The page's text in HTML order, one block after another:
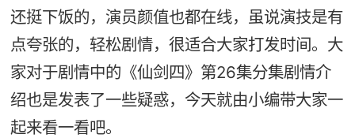
还挺下饭的，演员颜值也都在线，虽说演技是有
点夸张的，轻松剧情，很适合大家打发时间。大
家对于剧情中的《仙剑四》第26集分集剧情介
绍也是发表了一些疑惑，今天就由小编带大家一
起来看一看吧。